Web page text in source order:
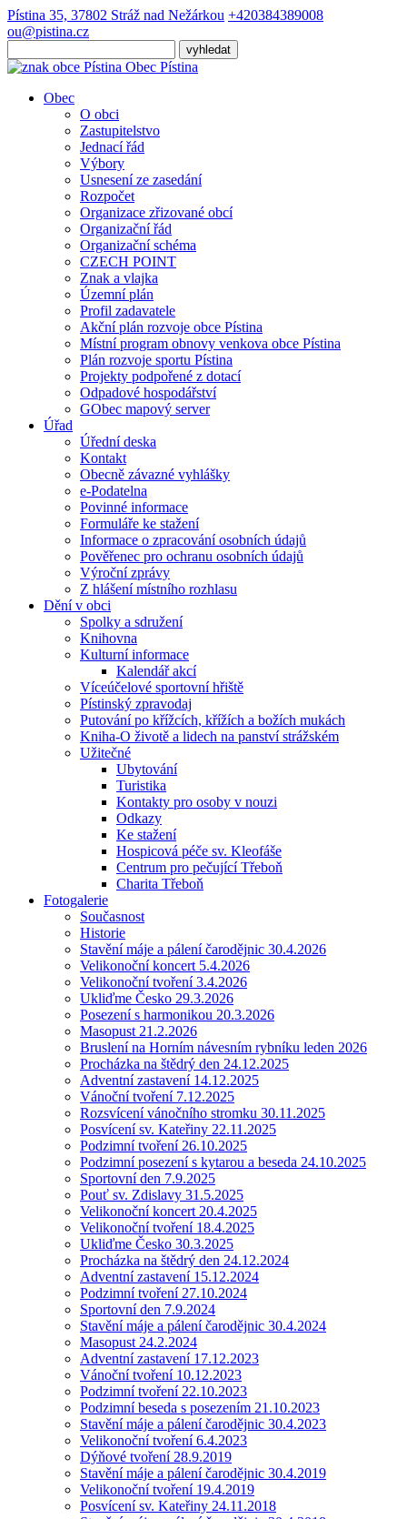
Pístina 35, 37802 Stráž nad Nežárkou +420384389008
ou@pistina.cz
Obec Pístina
Obec
O obci
Zastupitelstvo
Jednací řád
Výbory
Usnesení ze zasedání
Rozpočet
Organizace zřizované obcí
Organizační řád
Organizační schéma
CZECH POINT
Znak a vlajka
Územní plán
Profil zadavatele
Akční plán rozvoje obce Pístina
Místní program obnovy venkova obce Pístina
Plán rozvoje sportu Pístina
Projekty podpořené z dotací
Odpadové hospodářství
GObec mapový server
Úřad
Úřední deska
Kontakt
Obecně závazné vyhlášky
e-Podatelna
Povinné informace
Formuláře ke stažení
Informace o zpracování osobních údajů
Pověřenec pro ochranu osobních údajů
Výroční zprávy
Z hlášení místního rozhlasu
Dění v obci
Spolky a sdružení
Knihovna
Kulturní informace
Kalendář akcí
Víceúčelové sportovní hřiště
Pístinský zpravodaj
Putování po křížcích, křížích a božích mukách
Kniha-O životě a lidech na panství strážském
Užitečné
Ubytování
Turistika
Kontakty pro osoby v nouzi
Odkazy
Ke stažení
Hospicová péče sv. Kleofáše
Centrum pro pečující Třeboň
Charita Třeboň
Fotogalerie
Současnost
Historie
Stavění máje a pálení čarodějnic 30.4.2026
Velikonoční koncert 5.4.2026
Velikonoční tvoření 3.4.2026
Ukliďme Česko 29.3.2026
Posezení s harmonikou 20.3.2026
Masopust 21.2.2026
Bruslení na Horním návesním rybníku leden 2026
Procházka na štědrý den 24.12.2025
Adventní zastavení 14.12.2025
Vánoční tvoření 7.12.2025
Rozsvícení vánočního stromku 30.11.2025
Posvícení sv. Kateřiny 22.11.2025
Podzimní tvoření 26.10.2025
Podzimní posezení s kytarou a beseda 24.10.2025
Sportovní den 7.9.2025
Pouť sv. Zdislavy 31.5.2025
Velikonoční koncert 20.4.2025
Velikonoční tvoření 18.4.2025
Ukliďme Česko 30.3.2025
Procházka na štědrý den 24.12.2024
Adventní zastavení 15.12.2024
Podzimní tvoření 27.10.2024
Sportovní den 7.9.2024
Stavění máje a pálení čarodějnic 30.4.2024
Masopust 24.2.2024
Adventní zastavení 17.12.2023
Vánoční tvoření 10.12.2023
Podzimní tvoření 22.10.2023
Podzimní beseda s posezením 21.10.2023
Stavění máje a pálení čarodějnic 30.4.2023
Velikonoční tvoření 6.4.2023
Dýňové tvoření 28.9.2019
Stavění máje a pálení čarodějnic 30.4.2019
Velikonoční tvoření 19.4.2019
Posvícení sv. Kateřiny 24.11.2018